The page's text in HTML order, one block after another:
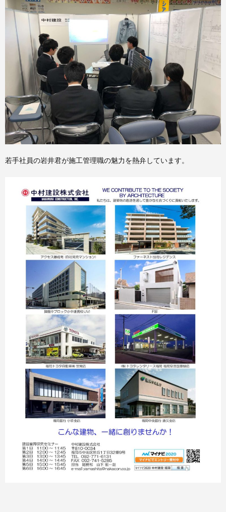
若手社員の岩井君が施工管理職の魅力を熱弁しています。